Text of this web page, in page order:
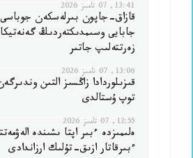
13:41, 07 تامىز 2026
قازاق-جاپون بىرلەسكەن
جابايى وسىمدىكتەردىڭ
زەرتتەلىپ جاتىر
13:06, 07 تامىز 2026
قىزىلوردادا زاڭسىز التىن
توپ ۇستالدى
12:55, 07 تامىز 2026
ەلىمىزدە ءبىر اپتا ىشىندە
ءبىرقاتار ازىق-تۇلىك ارزاندادى